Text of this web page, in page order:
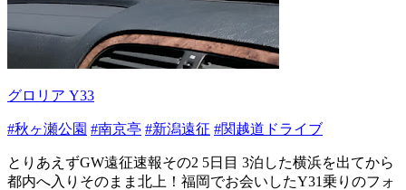
グロリア Y33
#秋ヶ瀬公園 #南京亭 #新潟遠征 #関越道ドライブ
とりあえずGW遠征速報その2 5日目 3泊した横浜を出てから
都内へ入りそのまま北上！福岡でお会いしたY31乗りのフォ